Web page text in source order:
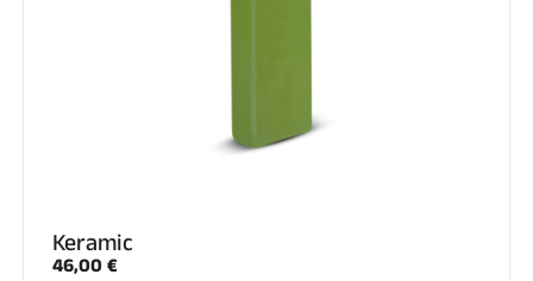
Keramic
46,00 €